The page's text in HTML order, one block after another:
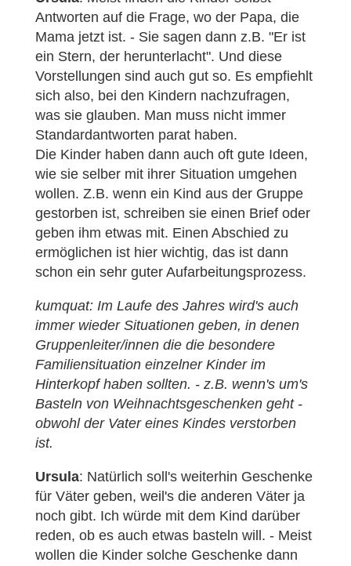
Antworten auf die Frage, wo der Papa, die
Mama jetzt ist. - Sie sagen dann z.B. "Er ist
ein Stern, der herunterlacht". Und diese
Vorstellungen sind auch gut so. Es empfiehlt
sich also, bei den Kindern nachzufragen,
was sie glauben. Man muss nicht immer
Standardantworten parat haben.
Die Kinder haben dann auch oft gute Ideen,
wie sie selber mit ihrer Situation umgehen
wollen. Z.B. wenn ein Kind aus der Gruppe
gestorben ist, schreiben sie einen Brief oder
geben ihm etwas mit. Einen Abschied zu
ermöglichen ist hier wichtig, das ist dann
schon ein sehr guter Aufarbeitungsprozess.
kumquat: Im Laufe des Jahres wird's auch
immer wieder Situationen geben, in denen
Gruppenleiter/innen die die besondere
Familiensituation einzelner Kinder im
Hinterkopf haben sollten. - z.B. wenn's um's
Basteln von Weihnachtsgeschenken geht -
obwohl der Vater eines Kindes verstorben
ist.
Ursula: Natürlich soll's weiterhin Geschenke
für Väter geben, weil's die anderen Väter ja
noch gibt. Ich würde mit dem Kind darüber
reden, ob es auch etwas basteln will. - Meist
wollen die Kinder solche Geschenke dann